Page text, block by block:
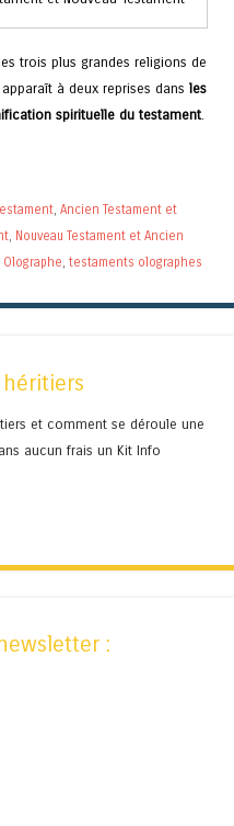
trois plus grandes religions de
apparaît à deux reprises dans les
spirituelle du testament.
, Ancien Testament et
, Nouveau Testament et Ancien
, testaments olographes
et comment se déroule une
aucun frais un Kit Info
: